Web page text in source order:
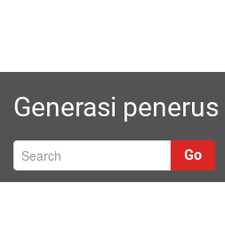
Generasi penerus
Go